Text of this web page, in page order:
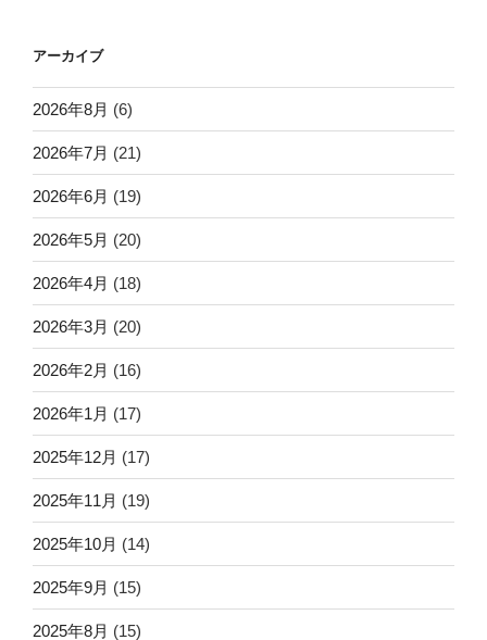
アーカイブ
2026年8月 (6)
2026年7月 (21)
2026年6月 (19)
2026年5月 (20)
2026年4月 (18)
2026年3月 (20)
2026年2月 (16)
2026年1月 (17)
2025年12月 (17)
2025年11月 (19)
2025年10月 (14)
2025年9月 (15)
2025年8月 (15)